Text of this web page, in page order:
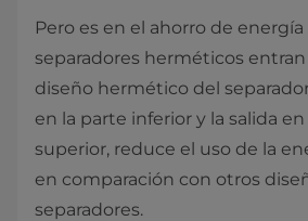
Pero es en el ahorro de
separadores herméticos
diseño hermético del
en la parte inferior y la salida
superior, reduce el uso de la
en comparación con otros
separadores.